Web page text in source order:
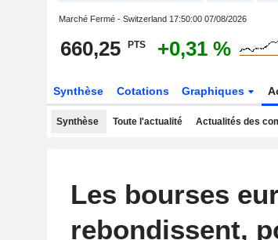
Marché Fermé - Switzerland 17:50:00 07/08/2026
660,25 PTS +0,31 %
Synthèse Cotations Graphiques
Synthèse Toute l'actualité Actualités des
Les bourses
rebondissent,